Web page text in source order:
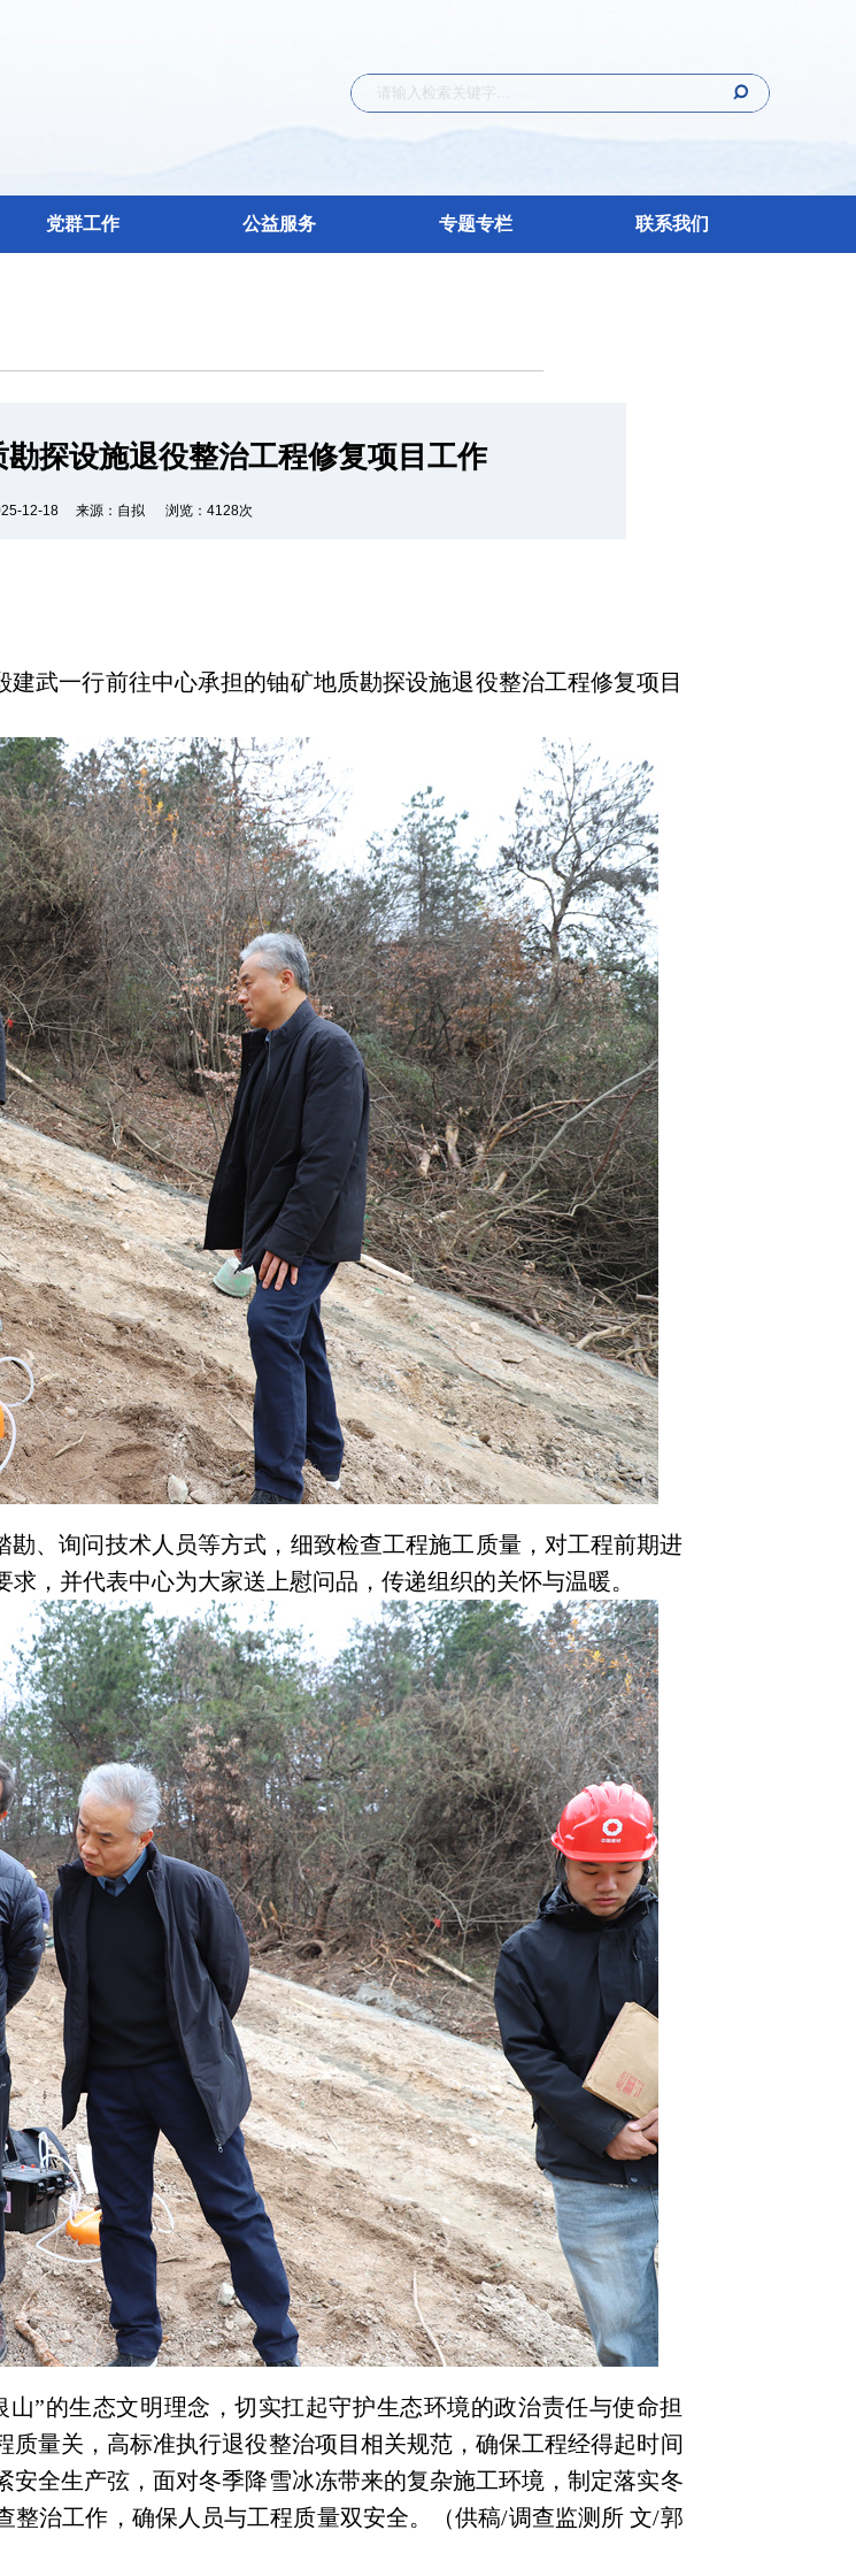
党群工作 公益服务 专题专栏 联系我们
探设施退役整治工程修复项目工作
12-18 来源：自拟 浏览：4128次
武一行前往中心承担的铀矿地质勘探设施退役整治工程修复项目
、询问技术人员等方式，细致检查工程施工质量，对工程前期进
，并代表中心为大家送上慰问品，传递组织的关怀与温暖。
”的生态文明理念，切实扛起守护生态环境的政治责任与使命担
量关，高标准执行退役整治项目相关规范，确保工程经得起时间
全生产弦，面对冬季降雪冰冻带来的复杂施工环境，制定落实冬
治工作，确保人员与工程质量双安全。
（供稿/调查监测所 文/郭